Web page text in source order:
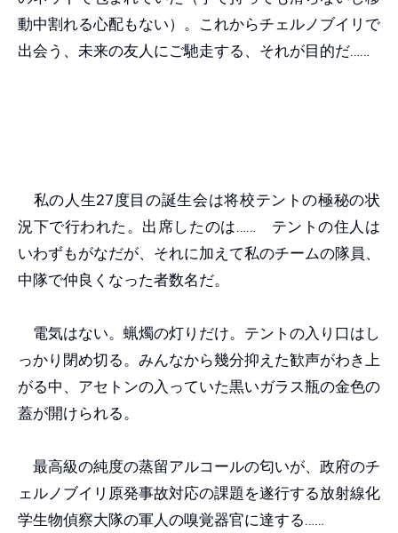
動中割れる心配もない）。これからチェルノブイリで
出会う、未来の友人にご馳走する、それが目的だ……
私の人生27度目の誕生会は将校テントの極秘の状
況下で行われた。出席したのは…… テントの住人は
いわずもがなだが、それに加えて私のチームの隊員、
中隊で仲良くなった者数名だ。
電気はない。蝋燭の灯りだけ。テントの入り口はし
っかり閉め切る。みんなから幾分抑えた歓声がわき上
がる中、アセトンの入っていた黒いガラス瓶の金色の
蓋が開けられる。
最高級の純度の蒸留アルコールの匂いが、政府のチ
ェルノブイリ原発事故対応の課題を遂行する放射線化
学生物偵察大隊の軍人の嗅覚器官に達する……